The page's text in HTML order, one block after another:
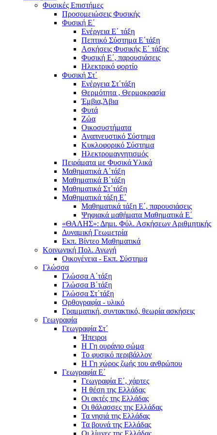
Φυσικές Επιστήμες
Προσομειώσεις Φυσικής
Φυσική Ε΄
Ενέργεια Ε΄ τάξη
Πεπτικό Σύστημα Ε΄τάξη
Ασκήσεις Φυσικής Ε΄ τάξης
Φυσική Ε΄, παρουσιάσεις
Ηλεκτρικό φορτίο
Φυσική Στ΄
Ενέργεια Στ΄τάξη
Θερμότητα , Θερμοκρασία
Έμβια,Άβια
Φυτά
Ζώα
Οικοσυστήματα
Αναπνευστικό Σύστημα
Κυκλοφορικό Σύστημα
Ηλεκτρομαγνητισμός
Πειράματα με Φυσικά Υλικά
Μαθηματικά Α΄τάξη
Μαθηματικά Β΄τάξη
Μαθηματικά Στ΄τάξη
Μαθηματικά τάξη Ε΄
Μαθηματικά τάξη Ε΄, παρουσιάσεις
Ψηφιακά μαθήματα Μαθηματικά Ε΄
«ΘΑΛΗΣ»: Δημι. Φύλ. Ασκήσεων Αριθμητικής
Δυναμική Γεωμετρία
Εκπ. Βίντεο Μαθηματικά
Κοινωνική Πολ. Αγωγή
Οικογένεια - Εκπ. Σύστημα
Γλώσσα
Γλώσσα Α΄τάξη
Γλώσσα Β΄τάξη
Γλώσσα Στ΄τάξη
Ορθογραφία - υλικό
Γραμματική, συντακτικό, θεωρία ασκήσεις
Γεωγραφία
Γεωγραφία Στ΄
Ήπειροι
Η Γη ουράνιο σώμα
Το φυσικό περιβάλλον
Η Γη χώρος ζωής του ανθρώπου
Γεωγραφία Ε΄
Γεωγραφία Ε΄, χάρτες
Η θέση της Ελλάδας
Οι ακτές της Ελλάδας
Οι θάλασσες της Ελλάδας
Τα νησιά της Ελλάδας
Τα βουνά της Ελλάδας
Οι λίμνες της Ελλάδας